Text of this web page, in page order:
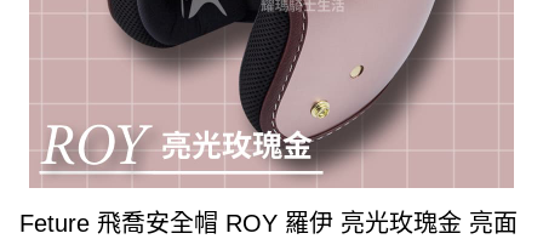
Feture 飛喬安全帽 ROY 羅伊 亮光玫瑰金 亮面